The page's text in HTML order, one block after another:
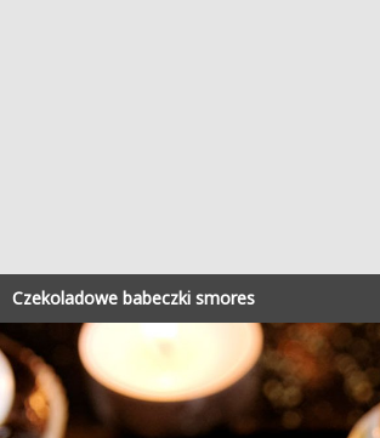
Czekoladowe babeczki smores